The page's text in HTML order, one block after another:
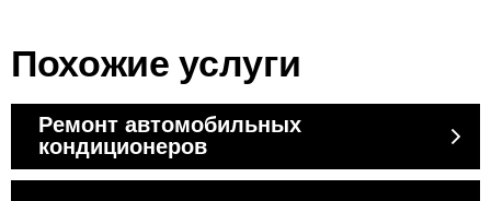
Похожие услуги
Ремонт автомобильных
кондиционеров